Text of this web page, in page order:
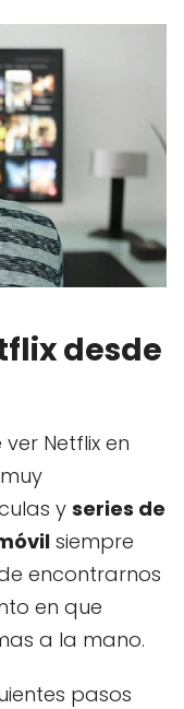
desde
Netflix en
y series de
siempre
encontrarnos
en que
a la mano.
pasos